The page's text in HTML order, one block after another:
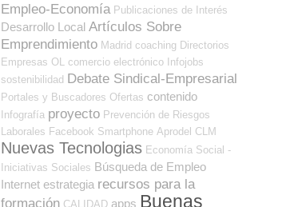
Empleo-Economía Publicaciones de Interés
Desarrollo Local Artículos Sobre
Emprendimiento Madrid coaching Directorios
Empresas OL
comercio electrónico Infojobs
sostenibilidad Debate Sindical-Empresarial
Portales y Buscadores Ofertas contenido
Infografía proyecto Prevención de Riesgos
Laborales Facebook Smartphone Aprodel CLM
Nuevas Tecnologias Economía Social -
Iniciativas Sociales Búsqueda de Empleo
Internet estrategia recursos para la
formación CALIDAD apps Buenas